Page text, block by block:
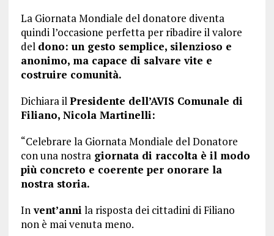
La Giornata Mondiale del donatore diventa
quindi l’occasione perfetta per ribadire il valore
del dono: un gesto semplice, silenzioso e
anonimo, ma capace di salvare vite e
costruire comunità.
Dichiara ilPresidente dell’AVIS Comunale di
Filiano, Nicola Martinelli:
“Celebrare la Giornata Mondiale del Donatore
con una nostragiornata di raccolta è il modo
più concreto e coerente per onorare la
nostra storia.
Invent’anni la risposta dei cittadini di Filiano
non è mai venuta meno.